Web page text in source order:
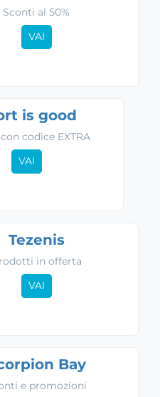
Sconti al 50%
VAI
is good
codice EXTRA
VAI
Tezenis
in offerta
VAI
Bay
e promozioni